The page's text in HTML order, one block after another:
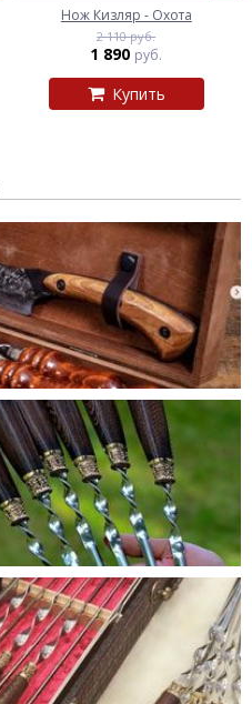
Нож Кизляр - Охота
2 110 руб.
1 890 руб.
Купить